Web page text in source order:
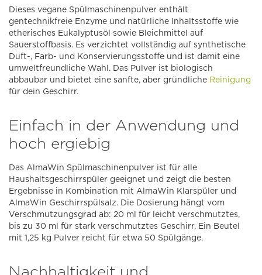
Dieses vegane Spülmaschinenpulver enthält
gentechnikfreie Enzyme und natürliche Inhaltsstoffe wie
etherisches Eukalyptusöl sowie Bleichmittel auf
Sauerstoffbasis. Es verzichtet vollständig auf synthetische
Duft-, Farb- und Konservierungsstoffe und ist damit eine
umweltfreundliche Wahl. Das Pulver ist biologisch
abbaubar und bietet eine sanfte, aber gründliche Reinigung
für dein Geschirr.
Einfach in der Anwendung und
hoch ergiebig
Das AlmaWin Spülmaschinenpulver ist für alle
Haushaltsgeschirrspüler geeignet und zeigt die besten
Ergebnisse in Kombination mit AlmaWin Klarspüler und
AlmaWin Geschirrspülsalz. Die Dosierung hängt vom
Verschmutzungsgrad ab: 20 ml für leicht verschmutztes,
bis zu 30 ml für stark verschmutztes Geschirr. Ein Beutel
mit 1,25 kg Pulver reicht für etwa 50 Spülgänge.